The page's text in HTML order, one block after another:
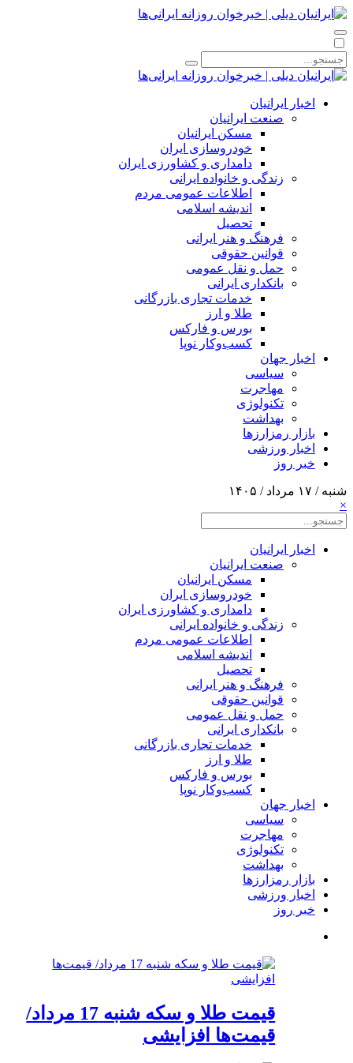
اخبار ایرانیان
صنعت ایرانیان
مسکن ایرانیان
خودروسازی ایران
دامداری و کشاورزی ایران
زندگی و خانواده ایرانی
اطلاعات عمومی مردم
اندیشه اسلامی
تحصیل
فرهنگ و هنر ایرانی
قوانین حقوقی
حمل و نقل عمومی
بانکداری ایرانی
خدمات تجاری بازرگانی
طلا و ارز
بورس و فارکس
کسب‌وکار نوپا
اخبار جهان
سیاسی
مهاجرت
تکنولوژی
بهداشت
بازار رمزارزها
اخبار ورزشی
خبر روز
شنبه / ۱۷ مرداد / ۱۴۰۵
×
اخبار ایرانیان
صنعت ایرانیان
مسکن ایرانیان
خودروسازی ایران
دامداری و کشاورزی ایران
زندگی و خانواده ایرانی
اطلاعات عمومی مردم
اندیشه اسلامی
تحصیل
فرهنگ و هنر ایرانی
قوانین حقوقی
حمل و نقل عمومی
بانکداری ایرانی
خدمات تجاری بازرگانی
طلا و ارز
بورس و فارکس
کسب‌وکار نوپا
اخبار جهان
سیاسی
مهاجرت
تکنولوژی
بهداشت
بازار رمزارزها
اخبار ورزشی
خبر روز
قیمت طلا و سکه شنبه 17 مرداد/
قیمت‌ها افزایشی